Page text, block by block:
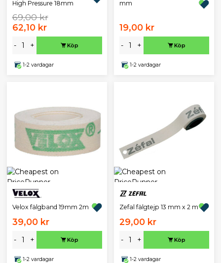
High Pressure 18mm
69,00 kr
62,10 kr
- + Köp
1-2 vardagar
mm
19,00 kr
- + Köp
1-2 vardagar
Velox fälgband 19mm 2m
39,00 kr
- + Köp
1-2 vardagar
Zefal fälgtejp 13 mm x 2 m
29,00 kr
- + Köp
1-2 vardagar